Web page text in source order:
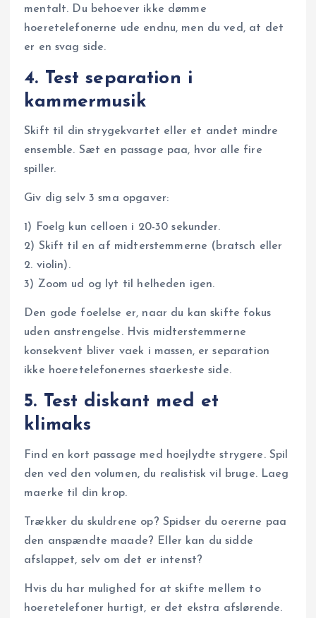
mentalt. Du behoever ikke dømme
hoeretelefonerne ude endnu, men du ved, at det
er en svag side.
4. Test separation i
kammermusik
Skift til din strygekvartet eller et andet mindre
ensemble. Sæt en passage paa, hvor alle fire
spiller.
Giv dig selv 3 sma opgaver:
1) Foelg kun celloen i 20-30 sekunder.
2) Skift til en af midterstemmerne (bratsch eller
2. violin).
3) Zoom ud og lyt til helheden igen.
Den gode foelelse er, naar du kan skifte fokus
uden anstrengelse. Hvis midterstemmerne
konsekvent bliver vaek i massen, er separation
ikke hoeretelefonernes staerkeste side.
5. Test diskant med et
klimaks
Find en kort passage med hoejlydte strygere. Spil
den ved den volumen, du realistisk vil bruge. Laeg
maerke til din krop.
Trækker du skuldrene op? Spidser du oererne paa
den anspændte maade? Eller kan du sidde
afslappet, selv om det er intenst?
Hvis du har mulighed for at skifte mellem to
hoeretelefoner hurtigt, er det ekstra afslørende.